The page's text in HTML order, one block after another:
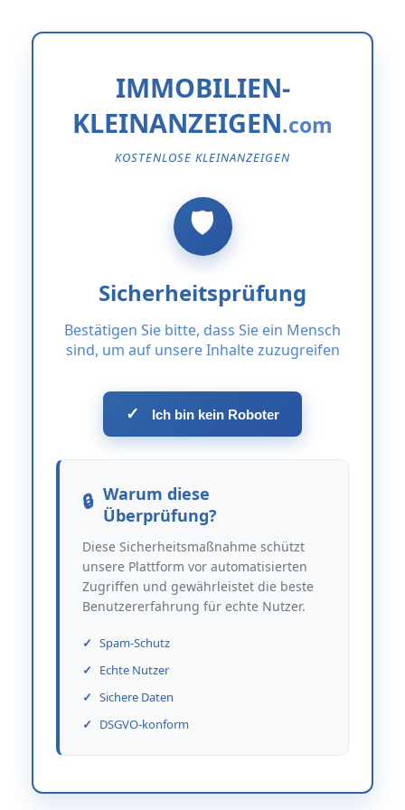
IMMOBILIEN-
KLEINANZEIGEN
KOSTENLOSE KLEINANZEIGEN
Sicherheitsprüfung
Bestätigen Sie bitte, dass Sie ein Mensch
sind, um auf unsere Inhalte zuzugreifen
✓ Ich bin kein Roboter
Warum diese
Überprüfung?
Diese Sicherheitsmaßnahme schützt
unsere Plattform vor automatisierten
Zugriffen und gewährleistet die beste
Benutzererfahrung für echte Nutzer.
Spam-Schutz
Echte Nutzer
Sichere Daten
DSGVO-konform